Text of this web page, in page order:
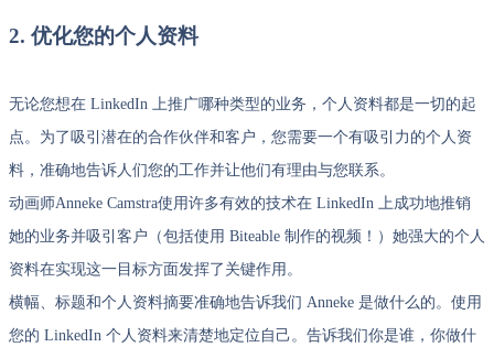
2. 优化您的个人资料
无论您想在 LinkedIn 上推广哪种类型的业务，个人资料都是一切的起
点。为了吸引潜在的合作伙伴和客户，您需要一个有吸引力的个人资
料，准确地告诉人们您的工作并让他们有理由与您联系。
动画师Anneke Camstra使用许多有效的技术在 LinkedIn 上成功地推销
她的业务并吸引客户（包括使用 Biteable 制作的视频！）她强大的个人
资料在实现这一目标方面发挥了关键作用。
横幅、标题和个人资料摘要准确地告诉我们 Anneke 是做什么的。使用
您的 LinkedIn 个人资料来清楚地定位自己。告诉我们你是谁，你做什